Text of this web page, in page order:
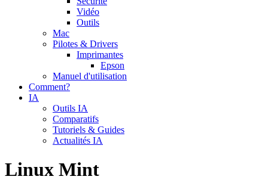
Vidéo
Outils
Mac
Pilotes & Drivers
Imprimantes
Epson
Manuel d'utilisation
Comment?
IA
Outils IA
Comparatifs
Tutoriels & Guides
Actualités IA
Linux Mint